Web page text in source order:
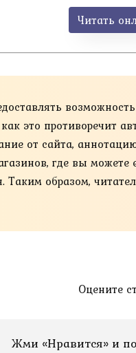
Читать
это противоречит
от сайта,
где вы
образом,
Оцените
Жми «Нравится» и